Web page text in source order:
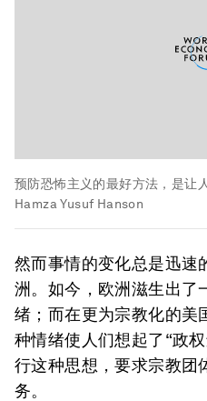
预防恐怖主义的最好方法，是让
Hamza Yusuf Hanson
然而事情的变化总是迅速
洲。如今，欧洲滋生出了
绪；而在更为宗教化的美
种情绪使人们想起了“政
行这种思想，要求宗教团
务。